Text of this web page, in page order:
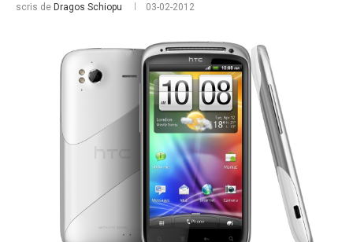
scris de Dragos Schiopu 03-02-2012